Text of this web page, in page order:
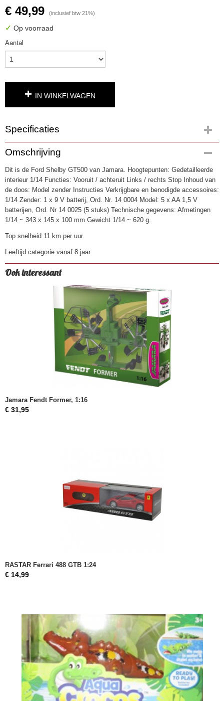
€ 49,99 (inclusief btw 21%)
✓ Op voorraad
Aantal
IN WINKELWAGEN
Specificaties
Productcode
3698
EAN code
4042774401610
Omschrijving
Dit is de Ford Shelby GT500 van Jamara. Hoogtepunten: Gedetailleerde
interieur 1/14 Functies: Vooruit / achteruit Links / rechts Stop Inhoud van
de doos: Model zender Instructies Verkrijgbare en benodigde accessoires:
1/14 Zender: 1 x 9 V batterij, Ord. Nr. 14 0004 Model: 5 x AA 1,5 V
batterijen, Ord. Nr 14 0025 (5 stuks) Technische gegevens: Afmetingen
1/14 ~ 343 x 145 x 100 mm Gewicht 1/14 ~ 620 g.
Top snelheid 11 km per uur.
Leeftijd categorie vanaf 8 jaar.
Ook interessant
Jamara Fendt Former, 1:16
€ 31,95
RASTAR Ferrari 488 GTB 1:24
€ 14,99